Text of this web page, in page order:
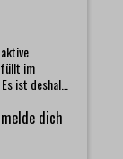
im
ist deshalb
und dem
dich